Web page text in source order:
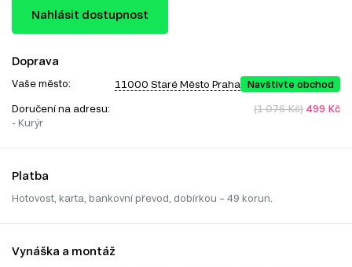
Nahlásit dostupnost
Doprava
Vaše město: 11000 Staré Město Praha Navštivte obchod
Doručení na adresu:
- Kurýr
(1 076 Kč) 499 Kč
Platba
Hotovost, karta, bankovní převod, dobírkou – 49 korun.
Vynáška a montáž